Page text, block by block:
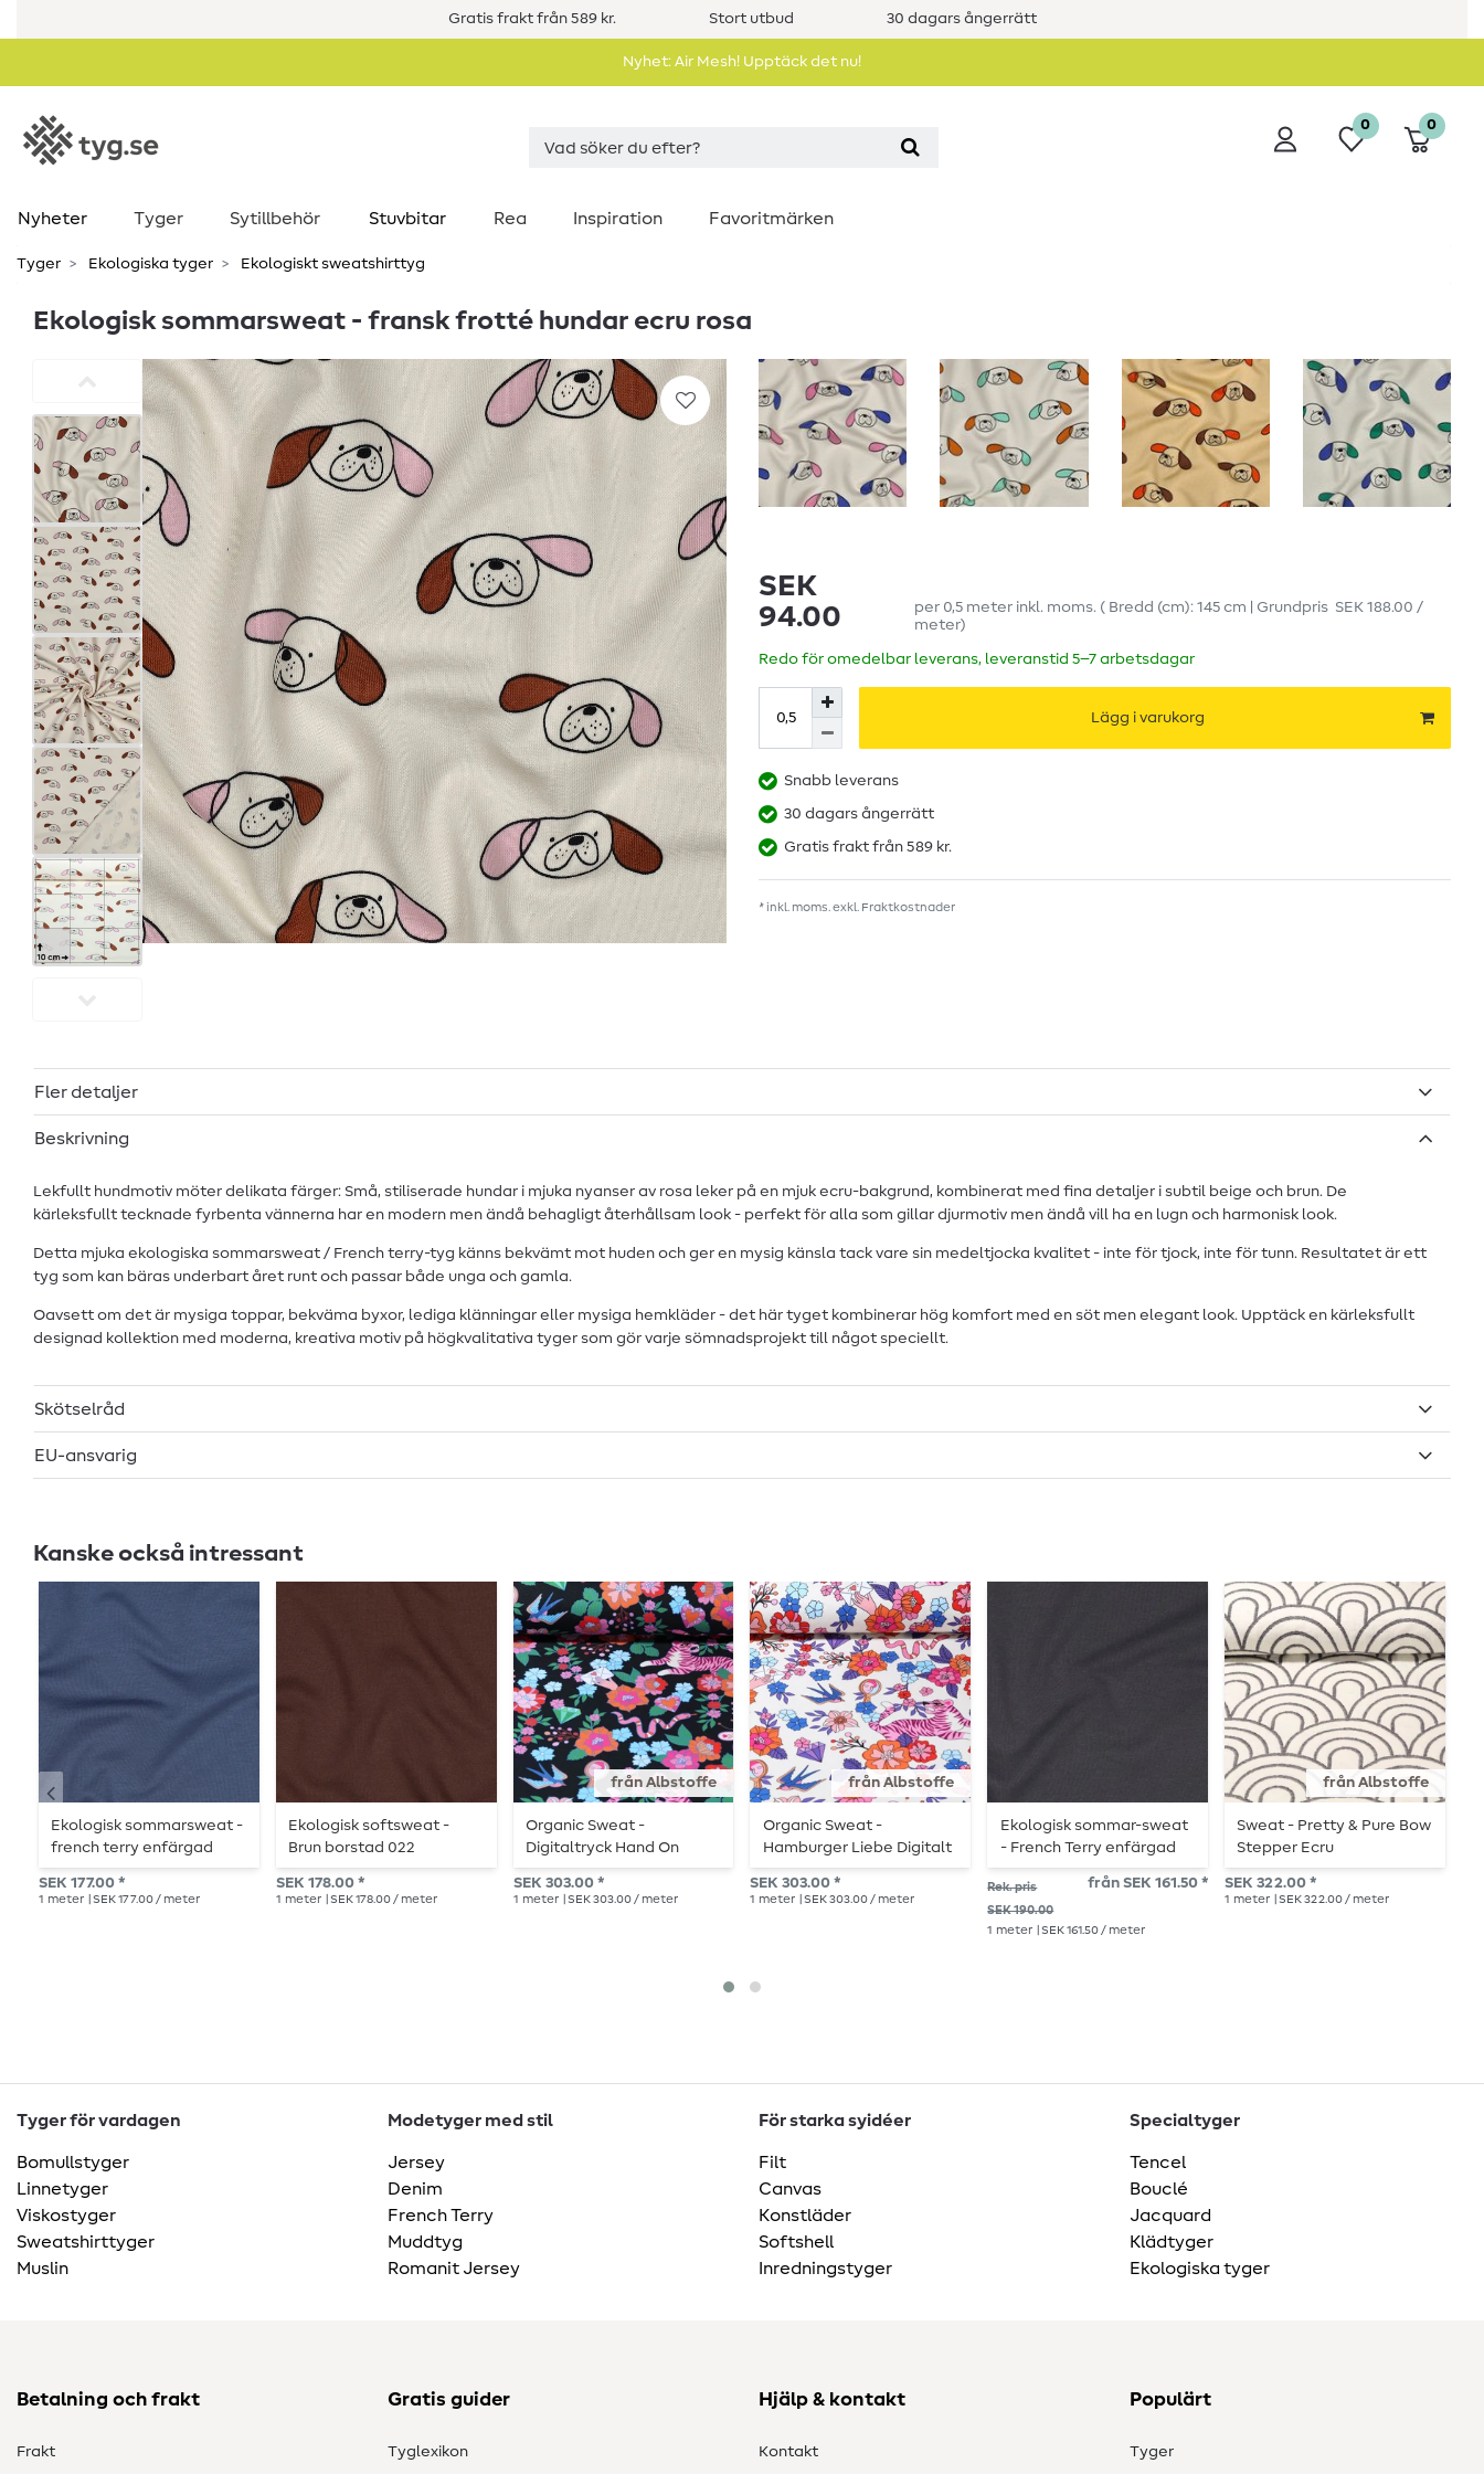
Gratis frakt från 589 kr. Stort utbud 30 dagars ångerrätt
Nyhet: Air Mesh! Upptäck det nu!
0 0
Nyheter Tyger Sytillbehör Stuvbitar Rea Inspiration Favoritmärken
Tyger Ekologiska tyger Ekologiskt sweatshirttyg
Ekologisk sommarsweat - fransk frotté hundar ecru rosa
SEK
94.00
per 0,5 meter inkl. moms. ( Bredd (cm): 145 cm | Grundpris SEK 188.00 /
meter)
Redo för omedelbar leverans, leveranstid 5–7 arbetsdagar
Lägg i varukorg
Snabb leverans
30 dagars ångerrätt
Gratis frakt från 589 kr.
* inkl. moms. exkl. Fraktkostnader
Fler detaljer
Beskrivning
Lekfullt hundmotiv möter delikata färger: Små, stiliserade hundar i mjuka nyanser av rosa leker på en mjuk ecru-bakgrund, kombinerat med fina detaljer i subtil beige och brun. De
kärleksfullt tecknade fyrbenta vännerna har en modern men ändå behagligt återhållsam look - perfekt för alla som gillar djurmotiv men ändå vill ha en lugn och harmonisk look.
Detta mjuka ekologiska sommarsweat / French terry-tyg känns bekvämt mot huden och ger en mysig känsla tack vare sin medeltjocka kvalitet - inte för tjock, inte för tunn. Resultatet är ett
tyg som kan bäras underbart året runt och passar både unga och gamla.
Oavsett om det är mysiga toppar, bekväma byxor, lediga klänningar eller mysiga hemkläder - det här tyget kombinerar hög komfort med en söt men elegant look. Upptäck en kärleksfullt
designad kollektion med moderna, kreativa motiv på högkvalitativa tyger som gör varje sömnadsprojekt till något speciellt.
Skötselråd
EU-ansvarig
Kanske också intressant
Ekologisk sommarsweat -
french terry enfärgad
indigoblå 078
SEK 177.00 *
1 meter | SEK 177.00 / meter
Ekologisk softsweat -
Brun borstad 022
SEK 178.00 *
1 meter | SEK 178.00 / meter
från Albstoffe
Organic Sweat -
Digitaltryck Hand On
Heart Mixed Emotion
Svart
SEK 303.00 *
1 meter | SEK 303.00 / meter
från Albstoffe
Organic Sweat -
Hamburger Liebe Digitalt
tryck Hand på hjärta
Blandade känslor Ecru
SEK 303.00 *
1 meter | SEK 303.00 / meter
Ekologisk sommar-sweat
- French Terry enfärgad
antracit
Rek. pris
SEK 190.00
från SEK 161.50 *
1 meter | SEK 161.50 / meter
från Albstoffe
Sweat - Pretty & Pure Bow
Stepper Ecru
SEK 322.00 *
1 meter | SEK 322.00 / meter
Tyger för vardagen
Bomullstyger
Linnetyger
Viskostyger
Sweatshirttyger
Muslin
Modetyger med stil
Jersey
Denim
French Terry
Muddtyg
Romanit Jersey
För starka syidéer
Filt
Canvas
Konstläder
Softshell
Inredningstyger
Specialtyger
Tencel
Bouclé
Jacquard
Klädtyger
Ekologiska tyger
Betalning och frakt
Frakt
Gratis guider
Tyglexikon
Hjälp & kontakt
Kontakt
Populärt
Tyger